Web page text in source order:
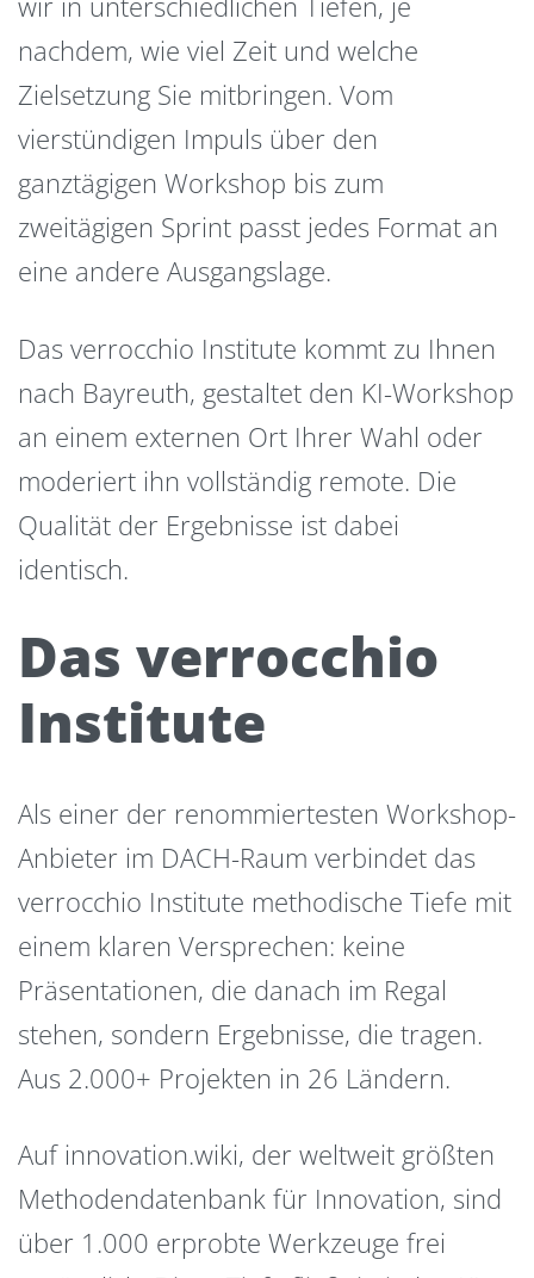
nachdem, wie viel Zeit und welche
Zielsetzung Sie mitbringen. Vom
vierstündigen Impuls über den
ganztägigen Workshop bis zum
zweitägigen Sprint passt jedes Format an
eine andere Ausgangslage.
Das verrocchio Institute kommt zu Ihnen
nach Bayreuth, gestaltet den KI-Workshop
an einem externen Ort Ihrer Wahl oder
moderiert ihn vollständig remote. Die
Qualität der Ergebnisse ist dabei
identisch.
Das verrocchio
Institute
Als einer der renommiertesten Workshop-
Anbieter im DACH-Raum verbindet das
verrocchio Institute methodische Tiefe mit
einem klaren Versprechen: keine
Präsentationen, die danach im Regal
stehen, sondern Ergebnisse, die tragen.
Aus 2.000+ Projekten in 26 Ländern.
Auf innovation.wiki, der weltweit größten
Methodendatenbank für Innovation, sind
über 1.000 erprobte Werkzeuge frei